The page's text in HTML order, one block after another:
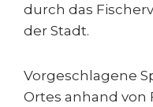
durch das
der Stadt.
Vorgeschlagene
Ortes anhand von